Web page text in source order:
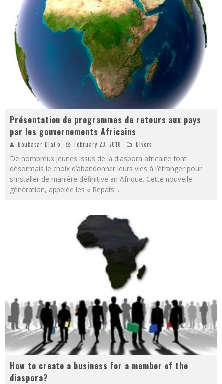
Présentation de programmes de retours aux pays
par les gouvernements Africains
Boubacar Diallo February 23, 2018 Divers
De nombreux jeunes issus de la diaspora africaine font
désormais le choix d’abandonner leurs vies à l’étranger pour
s’installer de manière définitive en Afrique. Cette nouvelle
génération, appelée les « Repats ...
How to create a business for a member of the
diaspora?